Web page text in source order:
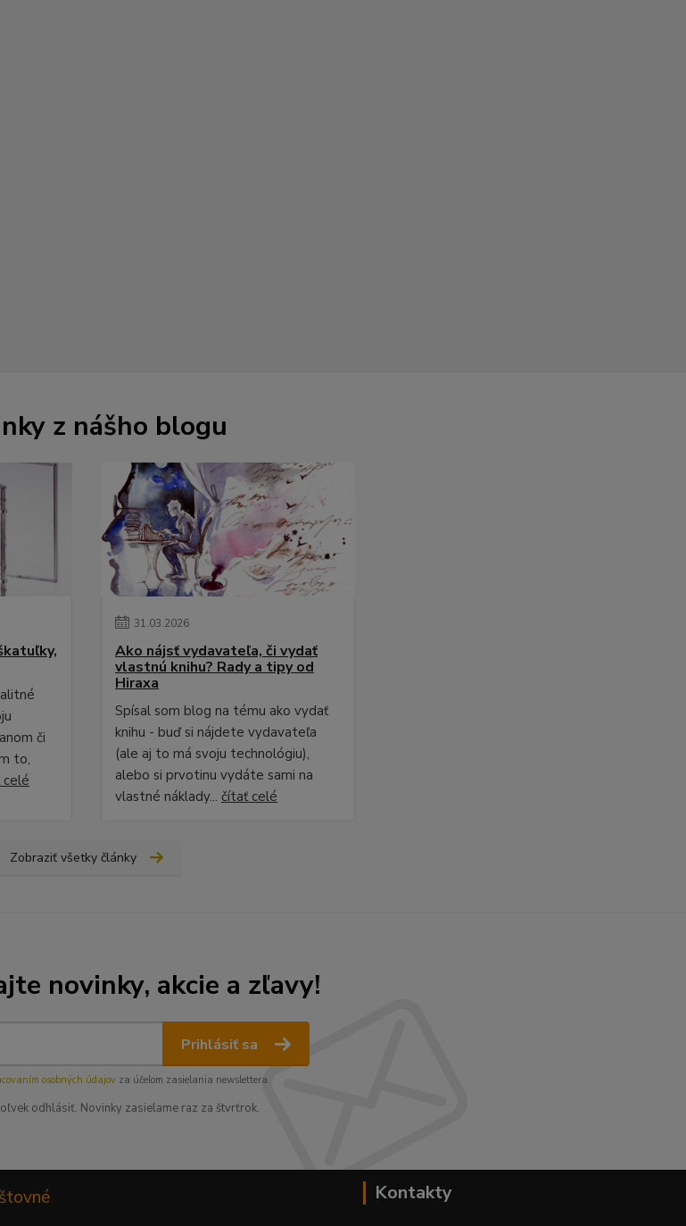
z nášho blogu
či
to,
31.03.2026
Ako nájsť vydavateľa, či vydať
vlastnú knihu? Rady a tipy od
Hiraxa
Spísal som blog na tému ako vydať
knihu - buď si nájdete vydavateľa
(ale aj to má svoju technológiu),
alebo si prvotinu vydáte sami na
vlastné náklady... čítať celé
Zobraziť všetky články
novinky, akcie a zľavy!
Prihlásiť sa
osobných údajovza účelom zasielania newslettera.
odhlásiť. Novinky zasielame raz za štvrťrok.
Kontakty